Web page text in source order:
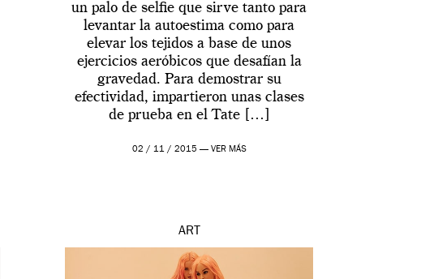
un palo de selfie que sirve tanto para
levantar la autoestima como para
elevar los tejidos a base de unos
ejercicios aeróbicos que desafían la
gravedad. Para demostrar su
efectividad, impartieron unas clases
de prueba en el Tate […]
02 / 11 / 2015 — VER MÁS
ART